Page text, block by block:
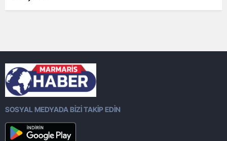
SOSYAL MEDYADA BİZİ TAKİP EDİN